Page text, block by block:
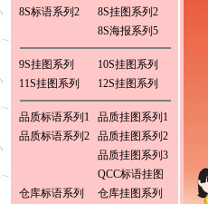
8S标语系列2
8S挂图系列2
8S海报系列5
9S挂图系列
10S挂图系列
11S挂图系列
12S挂图系列
品质标语系列1
品质挂图系列1
品质标语系列2
品质挂图系列2
品质挂图系列3
QCC标语挂图
仓库标语系列
仓库挂图系列